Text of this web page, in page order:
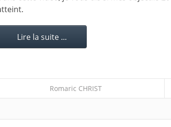
Lire la suite ...
Romaric CHRIST